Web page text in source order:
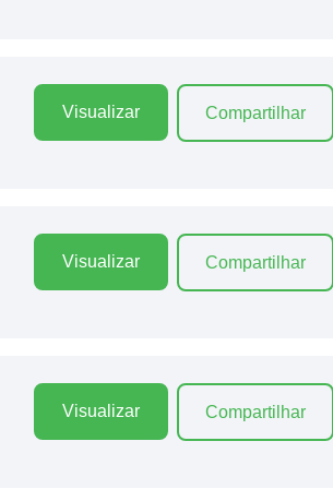
Visualizar Compartilhar
Visualizar Compartilhar
Visualizar Compartilhar